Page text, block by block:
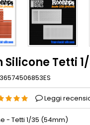
Silicone Tetti
Leggi
- Tetti 1/35 (54mm)